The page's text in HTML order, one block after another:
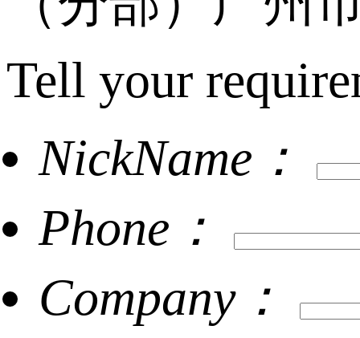
Tell your
NickName：
Phone：
Company：